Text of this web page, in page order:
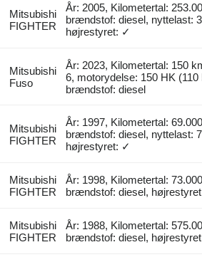
Mitsubishi
FIGHTER
År: 2005, Kilometertal:
brændstof: diesel, nyttelast:
højrestyret: ✓
Mitsubishi
Fuso
År: 2023, Kilometertal: 150
6, motorydelse: 150 HK (110
brændstof: diesel
Mitsubishi
FIGHTER
År: 1997, Kilometertal:
brændstof: diesel, nyttelast:
højrestyret: ✓
Mitsubishi
FIGHTER
År: 1998, Kilometertal:
brændstof: diesel,
Mitsubishi
FIGHTER
År: 1988, Kilometertal:
brændstof: diesel,